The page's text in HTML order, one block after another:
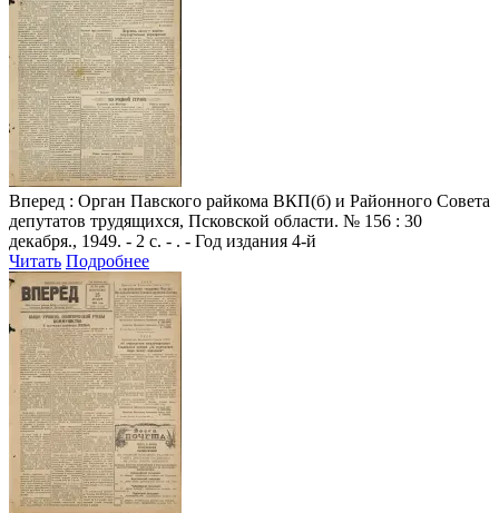
Вперед : Орган Павского райкома ВКП(б) и Районного Совета
депутатов трудящихся, Псковской области. № 156 : 30
декабря., 1949. - 2 с. - . - Год издания 4-й
Читать Подробнее